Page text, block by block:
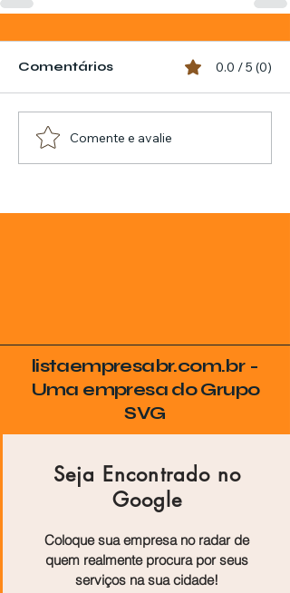
Comentários 0.0 / 5 (0)
Comente e avalie
listaempresabr.com.br -
Uma empresa do Grupo
SVG
Seja Encontrado no
Google
Coloque sua empresa no radar de
quem realmente procura por seus
serviços na sua cidade!